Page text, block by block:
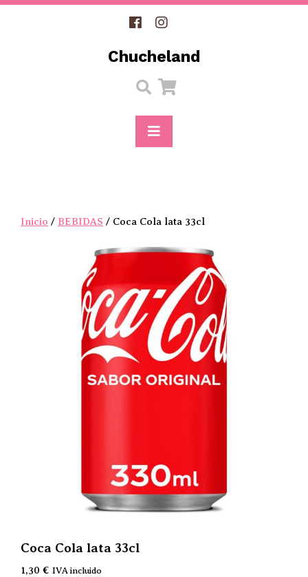
Skip
Chucheland
Inicio / BEBIDAS / Coca Cola lata 33cl
Coca Cola lata 33cl
1,30 € IVA incluido